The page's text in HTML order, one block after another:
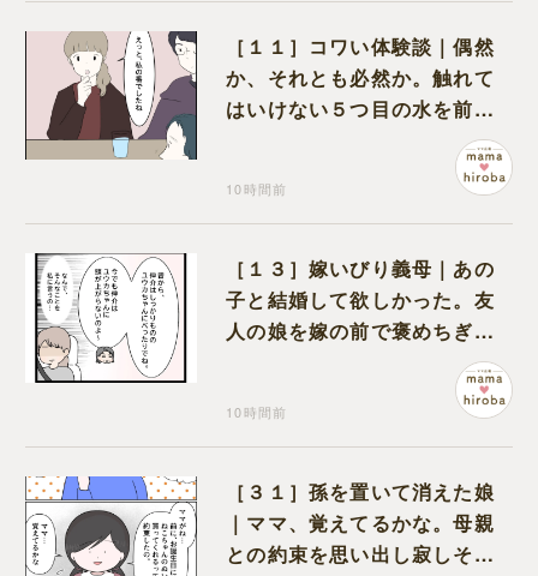
［１１］コワい体験談｜偶然
か、それとも必然か。触れて
はいけない５つ目の水を前に
10時間前
［１３］嫁いびり義母｜あの
子と結婚して欲しかった。友
人の娘を嫁の前で褒めちぎる
10時間前
［３１］孫を置いて消えた娘
｜ママ、覚えてるかな。母親
との約束を思い出し寂しそう